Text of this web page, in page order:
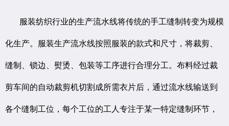
服装纺织行业的生产流水线将传统的手工缝制转变为规模
化生产。服装生产流水线按照服装的款式和尺寸，将裁剪、
缝制、锁边、熨烫、包装等工序进行合理分工。布料经过裁
剪车间的自动裁剪机切割成所需衣片后，通过流水线输送到
各个缝制工位，每个工位的工人专注于某一特定缝制环节，